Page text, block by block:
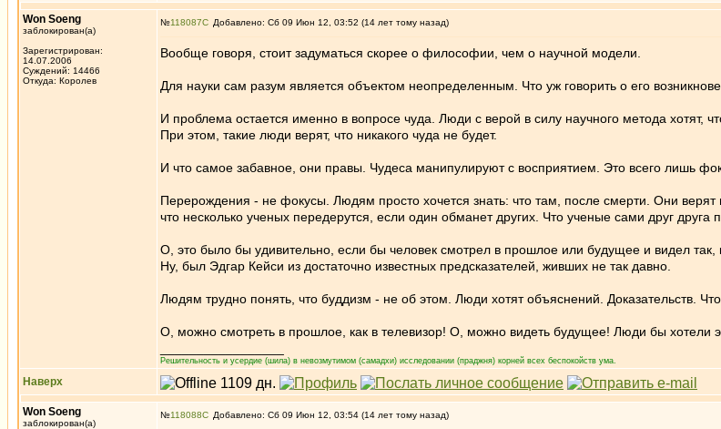
Won Soeng
заблокирован(а)
Зарегистрирован:
14.07.2006
Суждений: 14466
Откуда: Королев
№118087 Добавлено: Сб 09 Июн 12, 03:52 (14 лет тому назад)
Вообще говоря, стоит задуматься скорее о философии, чем о научной модели.
Для науки сам разум является объектом неопределенным. Что уж говорить о его
И проблема остается именно в вопросе чуда. Люди с верой в силу научного метода хотят,
При этом, такие люди верят, что никакого чуда не будет.
И что самое забавное, они правы. Чудеса манипулируют с восприятием. Это всего лишь
Перерождения - не фокусы. Людям просто хочется знать: что там, после смерти. Они верят
что несколько ученых передерутся, если один обманет других. Что ученые сами друг друга
О, это было бы удивительно, если бы человек смотрел в прошлое или будущее и видел так,
Ну, был Эдгар Кейси из достаточно известных предсказателей, живших не так давно.
Людям трудно понять, что буддизм - не об этом. Люди хотят объяснений. Доказательств.
О, можно смотреть в прошлое, как в телевизор! О, можно видеть будущее! Люди бы хотели
Решительность и усердие (шила) в невозмутимом (самадхи) исследовании (праджня) корней всех беспокойств ума.
Наверх
Won Soeng
заблокирован(а)
№118088 Добавлено: Сб 09 Июн 12, 03:54 (14 лет тому назад)